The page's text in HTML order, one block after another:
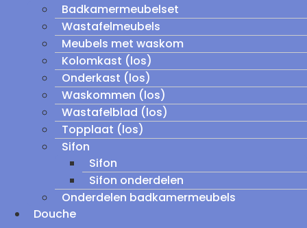
Badkamermeubelset
Wastafelmeubels
Meubels met waskom
Kolomkast (los)
Onderkast (los)
Waskommen (los)
Wastafelblad (los)
Topplaat (los)
Sifon
Sifon
Sifon onderdelen
Onderdelen badkamermeubels
Douche